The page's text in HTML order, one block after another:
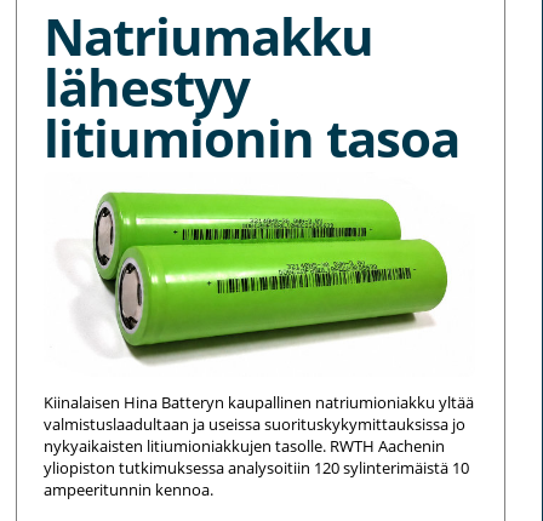
Natriumakku
lähestyy
litiumionin tasoa
Kiinalaisen Hina Batteryn kaupallinen natriumioniakku yltää
valmistuslaadultaan ja useissa suorituskykymittauksissa jo
nykyaikaisten litiumioniakkujen tasolle. RWTH Aachenin
yliopiston tutkimuksessa analysoitiin 120 sylinterimäistä 10
ampeeritunnin kennoa.